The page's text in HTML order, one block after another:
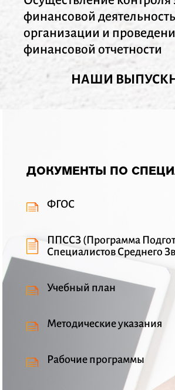
финансовой
организации и
финансовой отчетности
НАШИ
ДОКУМЕНТЫ ПО
ФГОС
ППССЗ (Программа
Специалистов Среднего
Учебный план
Методические указания
Рабочие программы